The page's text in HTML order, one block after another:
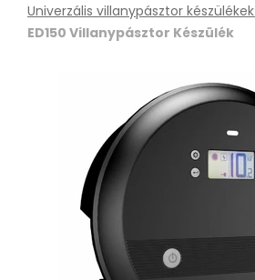
Univerzális villanypásztor készülékek
ED150 Villanypásztor Készülék